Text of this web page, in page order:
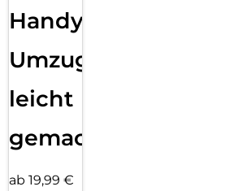
Handy
Umzug
leicht
gemacht!
ab 19,99 €